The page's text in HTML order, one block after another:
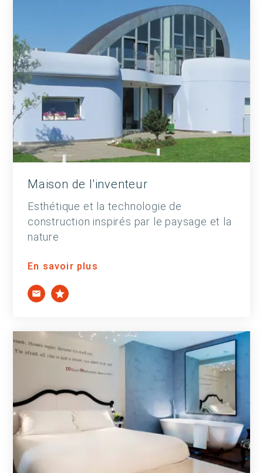
Maison de l'inventeur
Esthétique et la technologie de
construction inspirés par le paysage et la
nature
En savoir plus